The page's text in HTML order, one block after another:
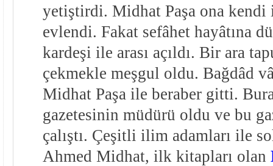
yetiştirdi. Midhat Paşa ona
evlendi. Fakat sefâhet hayâtına
kardeşi ile arası açıldı. Bir ara
çekmekle meşgul oldu. Bağdâd
Midhat Paşa ile beraber gitti.
gazetesinin müdürü oldu ve bu
çalıştı. Çeşitli ilim adamları ile
Ahmed Midhat, ilk kitapları olan